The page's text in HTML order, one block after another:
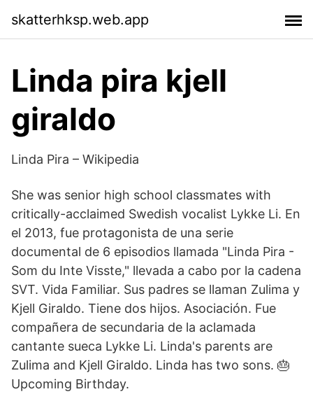
skatterhksp.web.app
Linda pira kjell
giraldo
Linda Pira – Wikipedia
She was senior high school classmates with
critically-acclaimed Swedish vocalist Lykke Li. En
el 2013, fue protagonista de una serie
documental de 6 episodios llamada "Linda Pira -
Som du Inte Visste," llevada a cabo por la cadena
SVT. Vida Familiar. Sus padres se llaman Zulima y
Kjell Giraldo. Tiene dos hijos. Asociación. Fue
compañera de secundaria de la aclamada
cantante sueca Lykke Li. Linda's parents are
Zulima and Kjell Giraldo. Linda has two sons. 🎂
Upcoming Birthday.